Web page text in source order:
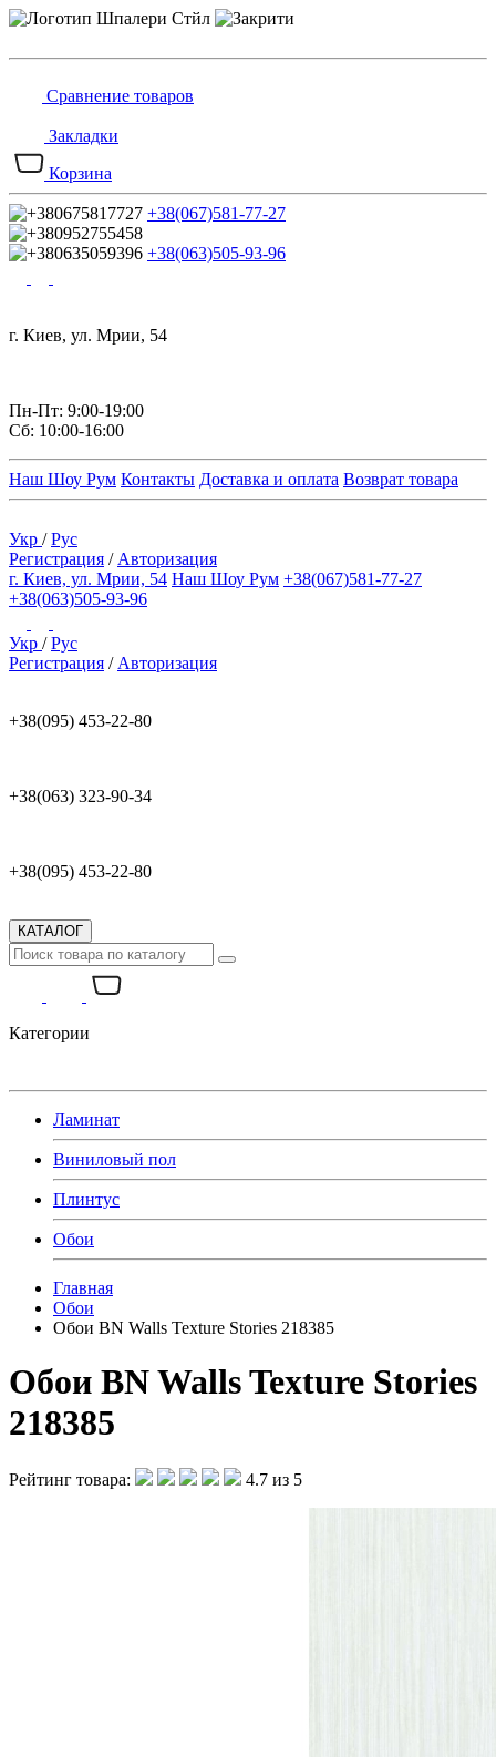
Сравнение товаров
Закладки
Корзина
+38(067)581-77-27
+38(063)505-93-96
г. Киев, ул. Мрии, 54
Пн-Пт: 9:00-19:00
Сб: 10:00-16:00
Наш Шоу Рум Контакты Доставка и оплата Возврат товара
Укр /Рус
Регистрация / Авторизация
г. Киев, ул. Мрии, 54 Наш Шоу Рум +38(067)581-77-27
+38(063)505-93-96
Укр /Рус
Регистрация / Авторизация
+38(095) 453-22-80
+38(063) 323-90-34
+38(095) 453-22-80
КАТАЛОГ
Категории
Ламинат
Виниловый пол
Плинтус
Обои
Главная
Обои
Обои BN Walls Texture Stories 218385
Обои BN Walls Texture Stories
218385
Рейтинг товара: 4.7 из 5